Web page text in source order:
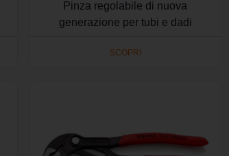
Pinza regolabile di nuova
generazione per tubi e dadi
SCOPRI